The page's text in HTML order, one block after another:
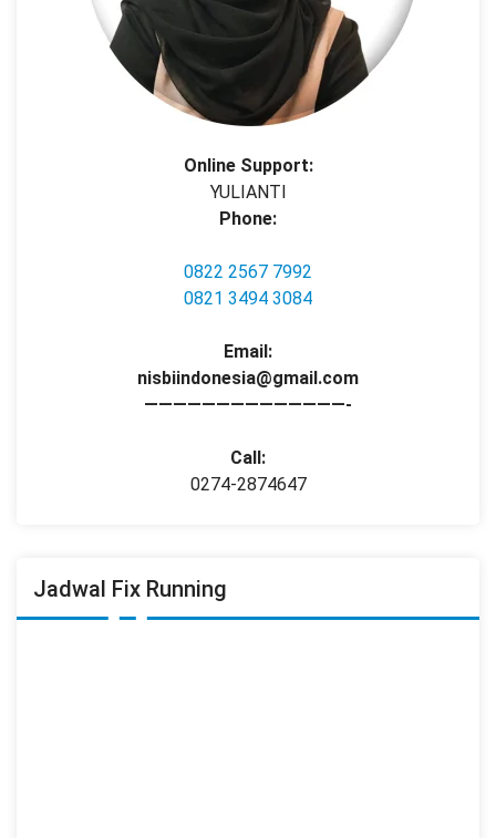
Online Support:
YULIANTI
Phone:
0822 2567 7992
0821 3494 3084
Email:
nisbiindonesia@gmail.com
——————————————-
Call:
0274-2874647
Jadwal Fix Running